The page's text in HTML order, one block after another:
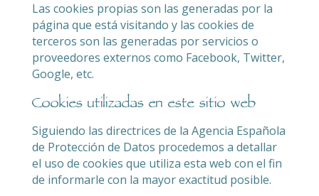
Las cookies propias son las generadas por la
página que está visitando y las cookies de
terceros son las generadas por servicios o
proveedores externos como Facebook, Twitter,
Google, etc.
Cookies utilizadas en este sitio web
Siguiendo las directrices de la Agencia Española
de Protección de Datos procedemos a detallar
el uso de cookies que utiliza esta web con el fin
de informarle con la mayor exactitud posible.